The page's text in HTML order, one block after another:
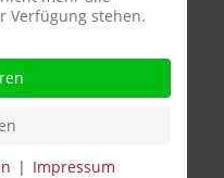
Verfügung stehen.
| Impressum